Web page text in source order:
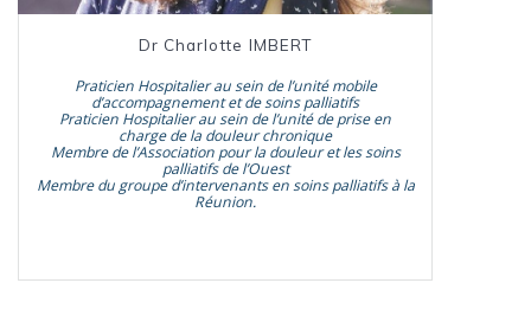
Dr Charlotte IMBERT
Praticien Hospitalier au sein de l’unité mobile
d’accompagnement et de soins palliatifs
Praticien Hospitalier au sein de l’unité de prise en
charge de la douleur chronique
Membre de l’Association pour la douleur et les soins
palliatifs de l’Ouest
Membre du groupe d’intervenants en soins palliatifs à la
Réunion.